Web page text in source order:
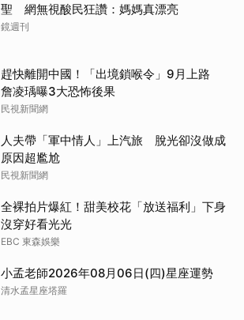
聖 網無視酸民狂讚：媽媽真漂亮
鏡週刊
趕快離開中國！「出境鎖喉令」9月上路
詹凌瑀曝3大恐怖後果
民視新聞網
人夫帶「軍中情人」上汽旅 脫光卻沒做成
原因超尷尬
民視新聞網
全裸拍片爆紅！甜美校花「放送福利」下身
沒穿好看光光
EBC 東森娛樂
小孟老師2026年08月06日(四)星座運勢
清水孟星座塔羅